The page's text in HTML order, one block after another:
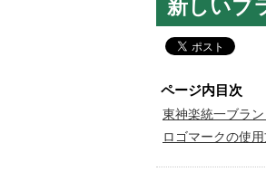
新しいブ
ページ内目次
東神楽統一ブラ
ロゴマークの使
ー
ジ
ト
ッ
プ
へ